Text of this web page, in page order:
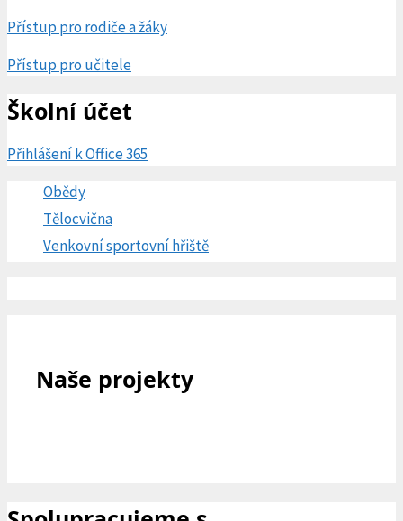
Přístup pro rodiče a žáky
Přístup pro učitele
Školní účet
Přihlášení k Office 365
Obědy
Tělocvična
Venkovní sportovní hřiště
Naše projekty